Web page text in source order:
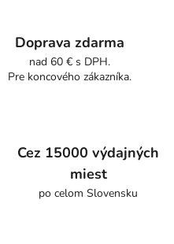
Doprava zdarma
nad 60 € s DPH.
Pre koncového zákazníka.
Cez 15000 výdajných
miest
po celom Slovensku